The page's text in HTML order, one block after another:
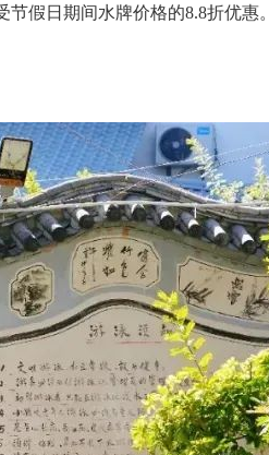
假日期间水牌价格的8.8折优惠。